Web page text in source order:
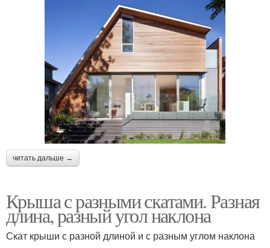
читать дальше →
Крыша с разными скатами. Разная
длина, разный угол наклона
Скат крыши с разной длиной и с разным углом наклона